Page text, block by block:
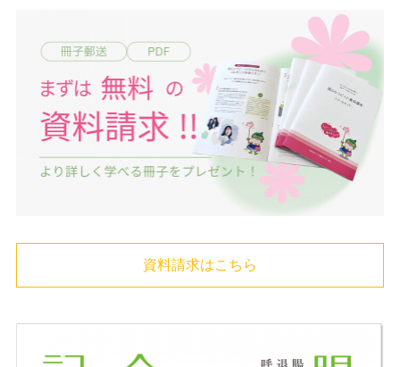
資料請求はこちら